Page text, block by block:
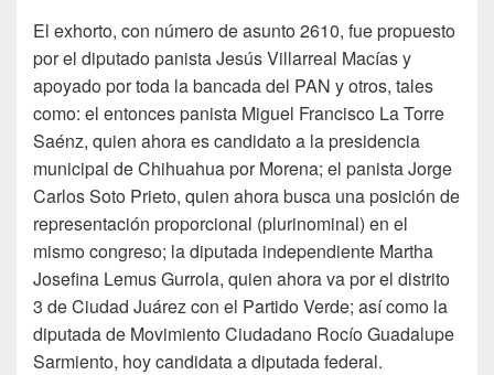
El exhorto, con número de asunto 2610, fue propuesto
por el diputado panista Jesús Villarreal Macías y
apoyado por toda la bancada del PAN y otros, tales
como: el entonces panista Miguel Francisco La Torre
Saénz, quien ahora es candidato a la presidencia
municipal de Chihuahua por Morena; el panista Jorge
Carlos Soto Prieto, quien ahora busca una posición de
representación proporcional (plurinominal) en el
mismo congreso; la diputada independiente Martha
Josefina Lemus Gurrola, quien ahora va por el distrito
3 de Ciudad Juárez con el Partido Verde; así como la
diputada de Movimiento Ciudadano Rocío Guadalupe
Sarmiento, hoy candidata a diputada federal.